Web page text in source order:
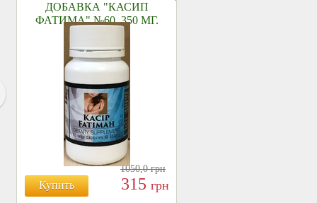
ДОБАВКА "КАСИП
ФАТИМА" №60, 350 МГ.
Купить
1050,0грн
315 грн